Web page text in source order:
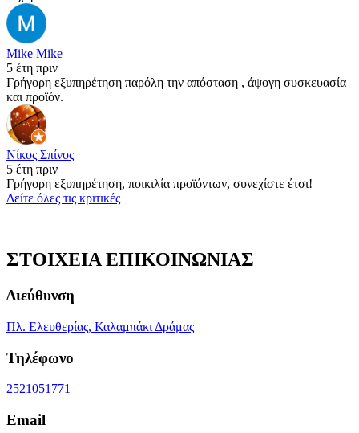
Mike Mike
5 έτη πριν
Γρήγορη εξυπηρέτηση παρόλη την απόσταση , άψογη συσκευασία
και προϊόν.
Νίκος Σπίνος
5 έτη πριν
Γρήγορη εξυπηρέτηση, ποικιλία προϊόντων, συνεχίστε έτσι!
Δείτε όλες τις κριτικές
ΣΤΟΙΧΕΙΑ ΕΠΙΚΟΙΝΩΝΙΑΣ
Διεύθυνση
Πλ. Ελευθερίας, Καλαμπάκι Δράμας
Τηλέφωνο
2521051771
Email